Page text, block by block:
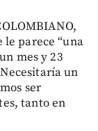
parece “una
mes y 23
un
ser
tanto en